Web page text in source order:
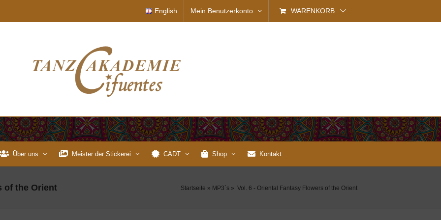
English Mein Benutzerkonto WARENKORB
Über uns Meister der Stickerei CADT Shop Kontakt
of the Orient Startseite » MP3´s » Vol. 6 - Oriental Fantasy Flowers of the Orient